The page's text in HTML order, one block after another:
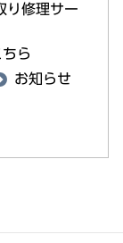
り修理サー
ら
お知らせ